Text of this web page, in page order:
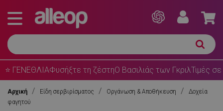
⭐ ΓΕΝΕΘΛΙΑΦυσήξτε τη ζέστηΟ Βασιλιάς των ΓκριλΤιμές σε
Αρχική Είδη σερβιρίσματος Οργάνωση & Αποθήκευση
Δοχεία
φαγητού